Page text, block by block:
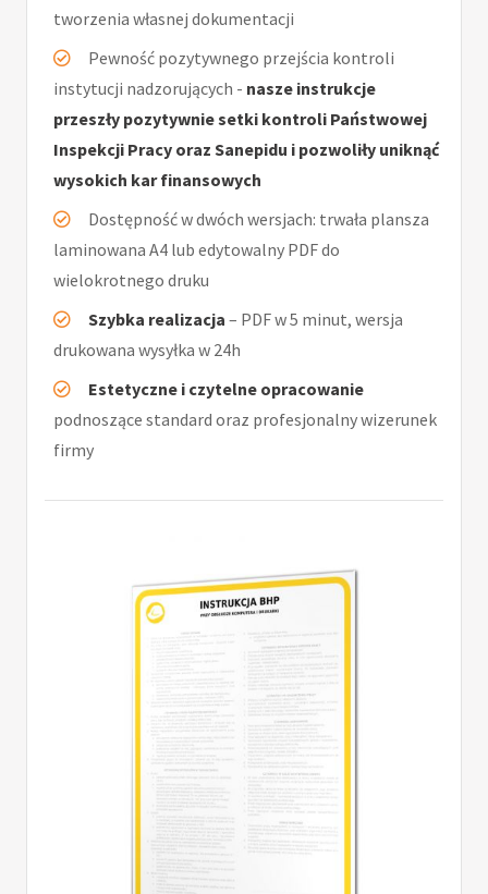
tworzenia własnej dokumentacji
Pewność pozytywnego przejścia kontroli
instytucji nadzorujących - nasze instrukcje
przeszły pozytywnie setki kontroli Państwowej
Inspekcji Pracy oraz Sanepidu i pozwoliły uniknąć
wysokich kar finansowych
Dostępność w dwóch wersjach: trwała plansza
laminowana A4 lub edytowalny PDF do
wielokrotnego druku
Szybka realizacja – PDF w 5 minut, wersja
drukowana wysyłka w 24h
Estetyczne i czytelne opracowanie
podnoszące standard oraz profesjonalny wizerunek
firmy